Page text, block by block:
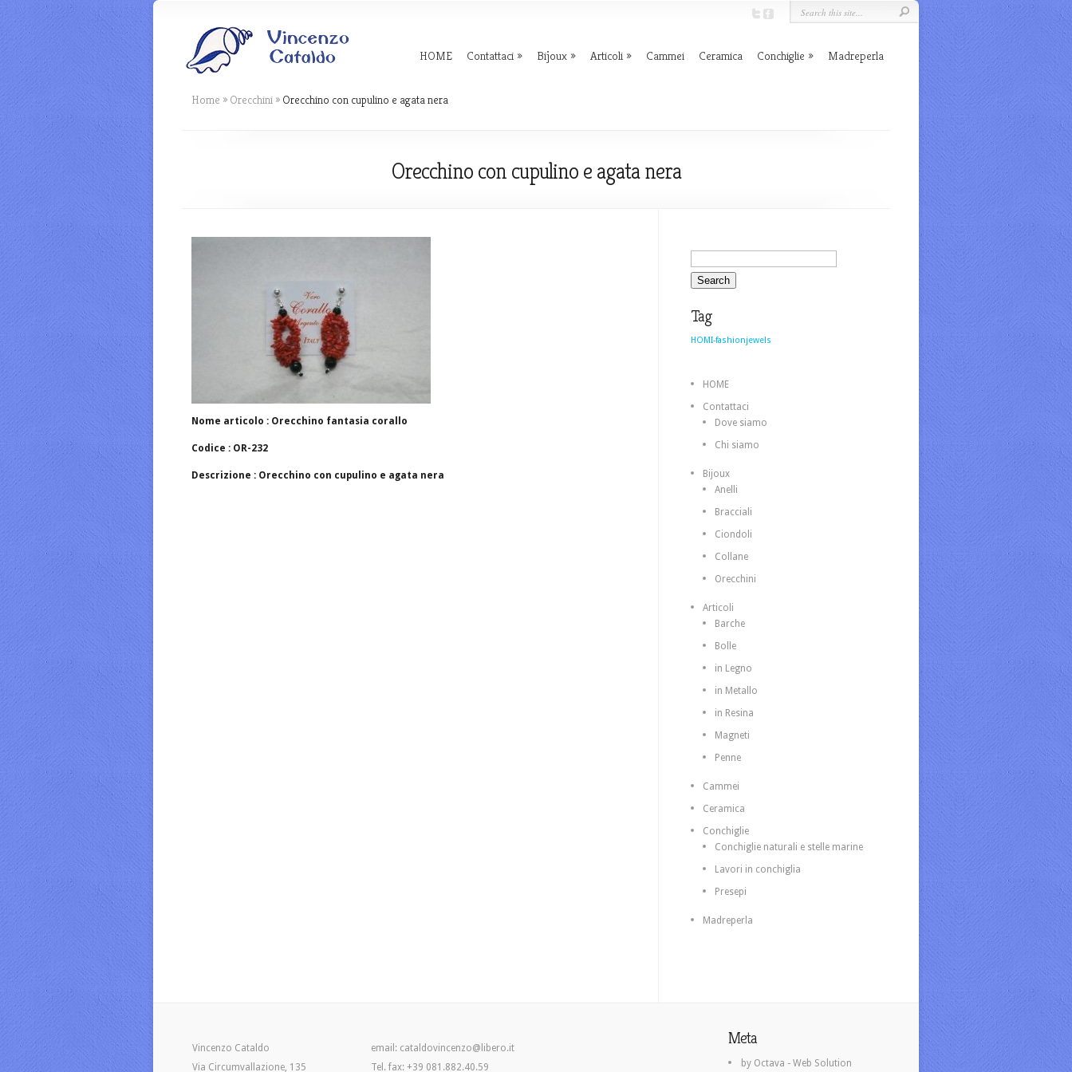
HOME Contattaci Bijoux Articoli Cammei Ceramica Conchiglie Madreperla
Home » Orecchini » Orecchino con cupulino e agata nera
Orecchino con cupulino e agata nera
Nome articolo : Orecchino fantasia corallo
Codice : OR-232
Descrizione : Orecchino con cupulino e agata nera
Tag
HOMI-fashionjewels
HOME
Contattaci
Dove siamo
Chi siamo
Bijoux
Anelli
Bracciali
Ciondoli
Collane
Orecchini
Articoli
Barche
Bolle
in Legno
in Metallo
in Resina
Magneti
Penne
Cammei
Ceramica
Conchiglie
Conchiglie naturali e stelle marine
Lavori in conchiglia
Presepi
Madreperla
Vincenzo Cataldo
Via Circumvallazione, 135
email: cataldovincenzo@libero.it
Tel. fax: +39 081.882.40.59
Meta
by Octava - Web Solution